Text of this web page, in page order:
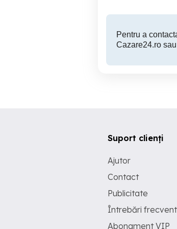
Pentru a
Cazare24.ro
Suport clienți
Ajutor
Contact
Publicitate
Întrebări
Abonament VIP